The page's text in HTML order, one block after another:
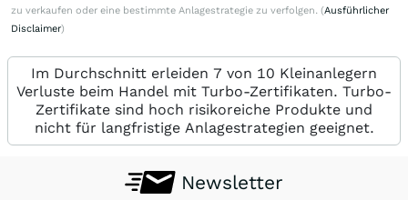
zu verkaufen oder eine bestimmte Anlagestrategie zu verfolgen. (Ausführlicher
Disclaimer)
Im Durchschnitt erleiden 7 von 10 Kleinanlegern
Verluste beim Handel mit Turbo-Zertifikaten. Turbo-
Zertifikate sind hoch risikoreiche Produkte und
nicht für langfristige Anlagestrategien geeignet.
Newsletter